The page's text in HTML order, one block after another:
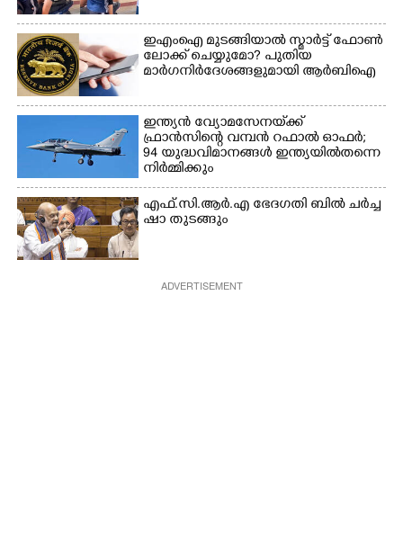
ഇഎംഐ മുടങ്ങിയാൽ സ്മാർട്ട് ഫോൺ
ലോക്ക് ചെയ്യുമോ? പുതിയ
മാർഗനിർദേശങ്ങളുമായി ആർബിഐ
ഇന്ത്യൻ വ്യോമസേനയ്‌ക്ക്
ഫ്രാൻസിന്റെ വമ്പൻ റഫാൽ ഓഫർ;
94 യുദ്ധവിമാനങ്ങൾ ഇന്ത്യയിൽതന്നെ
നിർ‌മ്മിക്കും
എ​ഫ്.​സി.​ആ​ർ.​എ​ ​ഭേ​ദ​ഗ​തി​ ​ബിൽ ച​ർ​ച്ച​
​ഷാ​ ​തുടങ്ങും
ADVERTISEMENT